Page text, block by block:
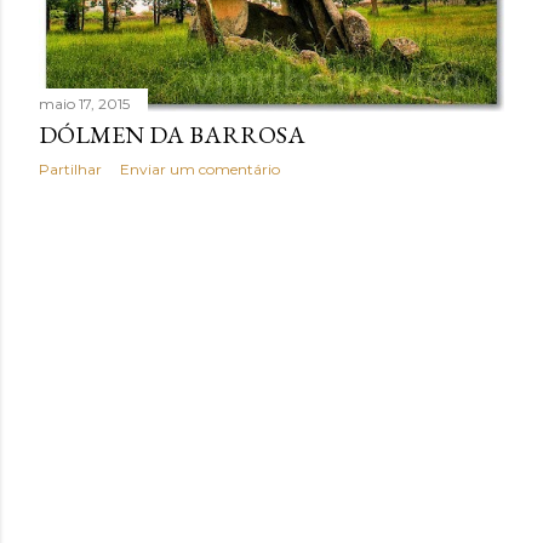
n
s
maio 17, 2015
DÓLMEN DA BARROSA
Partilhar Enviar um comentário